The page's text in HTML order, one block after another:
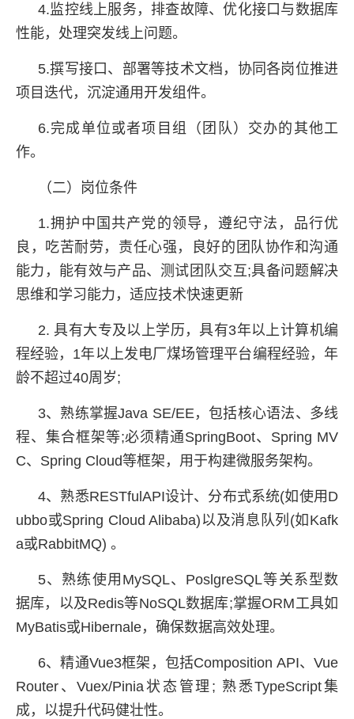
4.监控线上服务，排查故障、优化接口与数据库
性能，处理突发线上问题。
5.撰写接口、部署等技术文档，协同各岗位推进
项目迭代，沉淀通用开发组件。
6.完成单位或者项目组（团队）交办的其他工
作。
（二）岗位条件
1.拥护中国共产党的领导，遵纪守法，品行优
良，吃苦耐劳，责任心强，良好的团队协作和沟通
能力，能有效与产品、测试团队交互;具备问题解决
思维和学习能力，适应技术快速更新
2. 具有大专及以上学历，具有3年以上计算机编
程经验，1年以上发电厂煤场管理平台编程经验，年
龄不超过40周岁;
3、熟练掌握Java SE/EE，包括核心语法、多线
程、集合框架等;必须精通SpringBoot、Spring MV
C、Spring Cloud等框架，用于构建微服务架构。
4、熟悉RESTfulAPI设计、分布式系统(如使用D
ubbo或Spring Cloud Alibaba)以及消息队列(如Kafk
a或RabbitMQ) 。
5、熟练使用MySQL、PoslgreSQL等关系型数
据库，以及Redis等NoSQL数据库;掌握ORM工具如
MyBatis或Hibernale，确保数据高效处理。
6、精通Vue3框架，包括Composition API、Vue
Router、Vuex/Pinia状态管理; 熟悉TypeScript集
成，以提升代码健壮性。